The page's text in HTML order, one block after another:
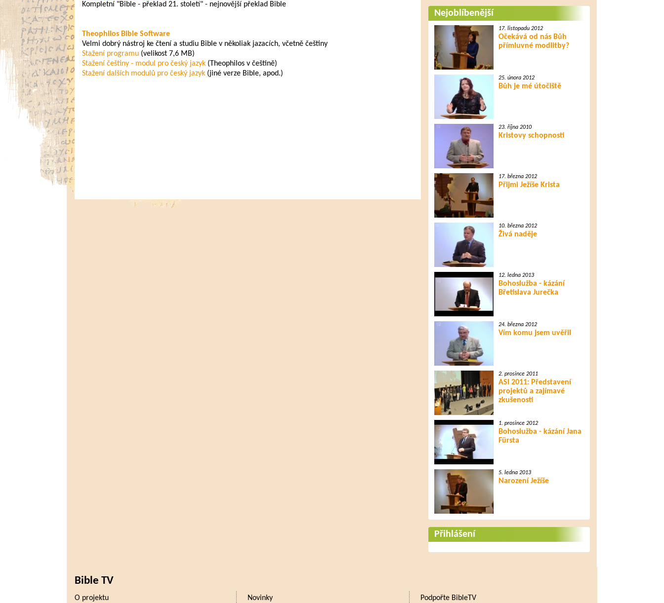
Kompletní "Bible - překlad 21. století" - nejnovější překlad Bible
Theophilos Bible Software
Velmi dobrý nástroj ke čtení a studiu Bible v několiak jazacích, včetně češtiny
Stažení programu(velikost 7,6 MB)
Stažení češtiny - modul pro český jazyk(Theophilos v češtině)
Stažení dalších modulů pro český jazyk(jiné verze Bible, apod.)
Nejoblíbenější
17. listopadu 2012
Očekává od nás Bůh
přímluvné modlitby?
25. února 2012
Bůh je mé útočiště
23. října 2010
Kristovy schopnosti
17. března 2012
Přijmi Ježíše Krista
10. března 2012
Živá naděje
12. ledna 2013
Bohoslužba - kázání
Břetislava Jurečka
24. března 2012
Vím komu jsem uvěřil
2. prosince 2011
ASI 2011: Představení
projektů a zajímavé
zkušenosti
1. prosince 2012
Bohoslužba - kázání Jana
Fürsta
5. ledna 2013
Narození Ježíše
Přihlášení
Bible TV
O projektu Novinky Podpořte BibleTV